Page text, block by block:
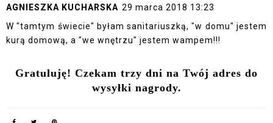
AGNIESZKA KUCHARSKA 29 marca 2018 13:23
W "tamtym świecie" byłam sanitariuszką, "w domu" jestem
kurą domową, a "we wnętrzu" jestem wampem!!!
Gratuluję! Czekam trzy dni na Twój adres do
wysyłki nagrody.